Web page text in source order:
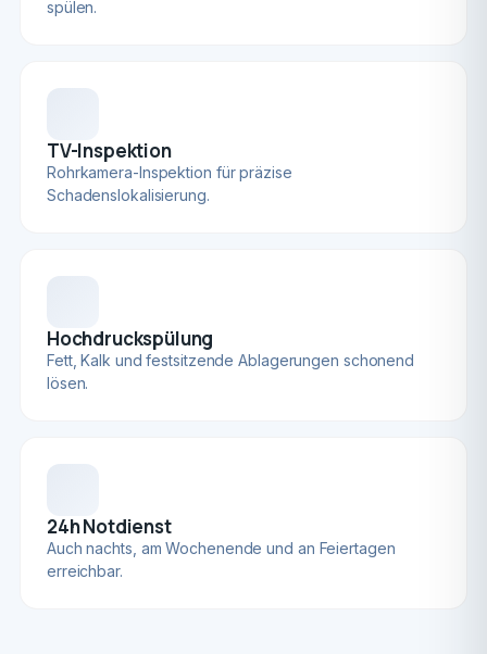
spülen.
TV-Inspektion
Rohrkamera-Inspektion für präzise
Schadenslokalisierung.
Hochdruckspülung
Fett, Kalk und festsitzende Ablagerungen schonend
lösen.
24h Notdienst
Auch nachts, am Wochenende und an Feiertagen
erreichbar.